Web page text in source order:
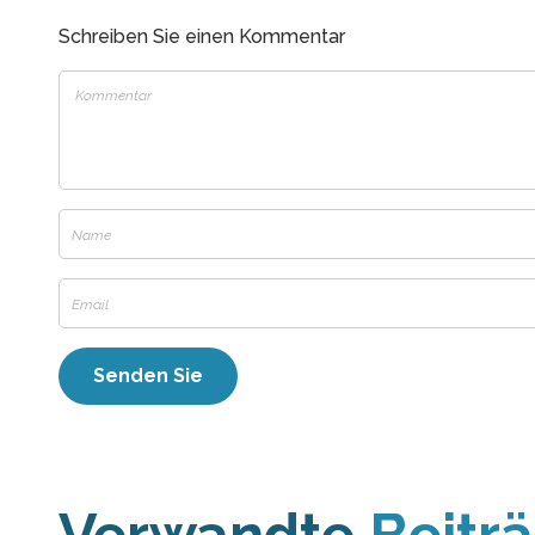
Schreiben Sie einen Kommentar